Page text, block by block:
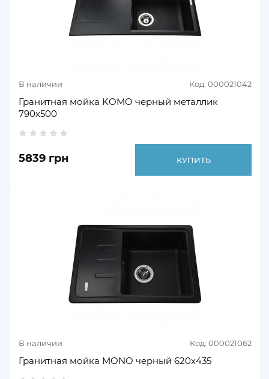
В наличии Код: 000021042
Гранитная мойка KOMO черный металлик
790х500
5839 грн КУПИТЬ
В наличии Код: 000021062
Гранитная мойка MONO черный 620х435